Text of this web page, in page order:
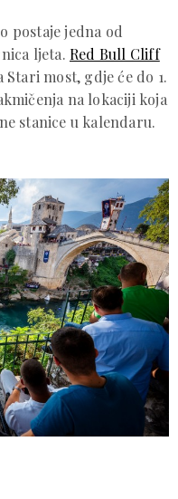
postaje jedna od
ljeta. Red Bull Cliff
Stari most, gdje će do 1.
na lokaciji koja
stanice u kalendaru.